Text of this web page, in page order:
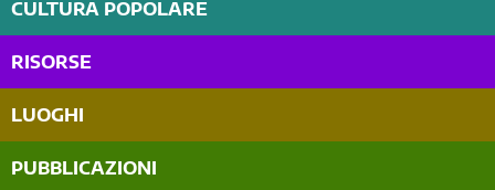
CULTURA POPOLARE
RISORSE
LUOGHI
PUBBLICAZIONI